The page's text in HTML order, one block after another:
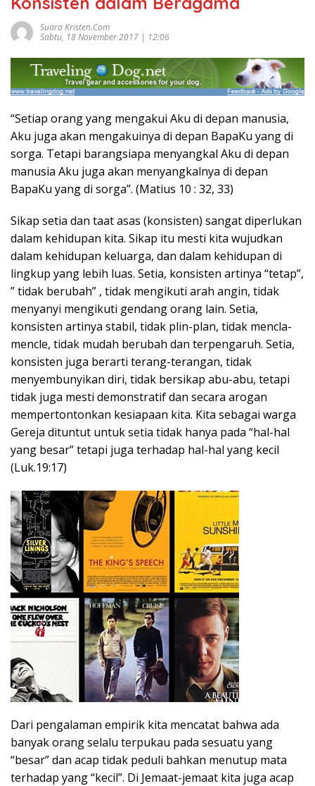
Suara Kristen.com
Sabtu, 18 November 2017 | 12:06
“Setiap orang yang mengakui Aku di depan manusia,
Aku juga akan mengakuinya di depan BapaKu yang di
sorga. Tetapi barangsiapa menyangkal Aku di depan
manusia Aku juga akan menyangkalnya di depan
BapaKu yang di sorga”. (Matius 10 : 32, 33)
Sikap setia dan taat asas (konsisten) sangat diperlukan
dalam kehidupan kita. Sikap itu mesti kita wujudkan
dalam kehidupan keluarga, dan dalam kehidupan di
lingkup yang lebih luas. Setia, konsisten artinya “tetap”,
” tidak berubah” , tidak mengikuti arah angin, tidak
menyanyi mengikuti gendang orang lain. Setia,
konsisten artinya stabil, tidak plin-plan, tidak mencla-
mencle, tidak mudah berubah dan terpengaruh. Setia,
konsisten juga berarti terang-terangan, tidak
menyembunyikan diri, tidak bersikap abu-abu, tetapi
tidak juga mesti demonstratif dan secara arogan
mempertontonkan kesiapaan kita. Kita sebagai warga
Gereja dituntut untuk setia tidak hanya pada “hal-hal
yang besar” tetapi juga terhadap hal-hal yang kecil
(Luk.19:17)
Dari pengalaman empirik kita mencatat bahwa ada
banyak orang selalu terpukau pada sesuatu yang
“besar” dan acap tidak peduli bahkan menutup mata
terhadap yang “kecil”. Di Jemaat-jemaat kita juga acap